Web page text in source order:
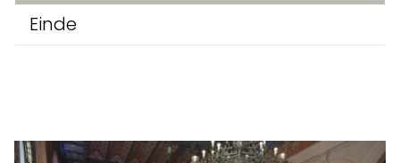
Einde